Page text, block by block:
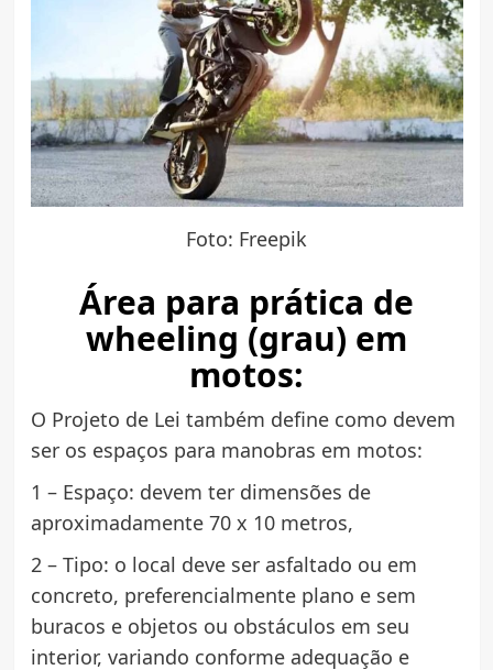
Foto: Freepik
Área para prática de
wheeling (grau) em
motos:
O Projeto de Lei também define como devem
ser os espaços para manobras em motos:
1 – Espaço: devem ter dimensões de
aproximadamente 70 x 10 metros,
2 – Tipo: o local deve ser asfaltado ou em
concreto, preferencialmente plano e sem
buracos e objetos ou obstáculos em seu
interior, variando conforme adequação e